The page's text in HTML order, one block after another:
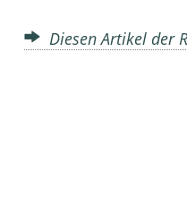
Diesen Artikel der